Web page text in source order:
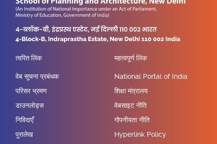
त्वरित लिंक
वेब सूचना प्रबंधक
परिसर भ्रमण
डाउनलोड्स
निविदाएँ
पुरालेख
महत्वपूर्ण लिंक
National Portal of India
शिक्षा मंत्रालय
वेबसाइट नीति
गोपनीयता नीति
Hyperlink Policy